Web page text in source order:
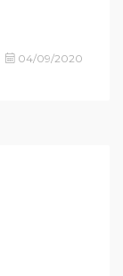
04/09/2020